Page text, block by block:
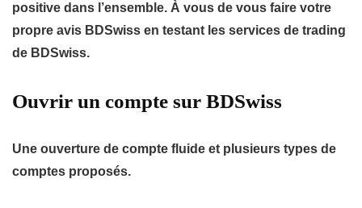
positive dans l’ensemble. À vous de vous faire votre
propre avis BDSwiss en testant les services de trading
de BDSwiss.
Ouvrir un compte sur BDSwiss
Une ouverture de compte fluide et plusieurs types de
comptes proposés.